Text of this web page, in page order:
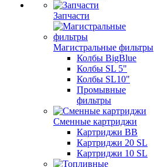
Запчасти
Магистральные фильтры
Колбы BigBlue
Колбы SL 5"
Колбы SL10"
Промывные
фильтры
Сменные картриджи
Картриджи BB
Картриджи 20 SL
Картриджи 10 SL